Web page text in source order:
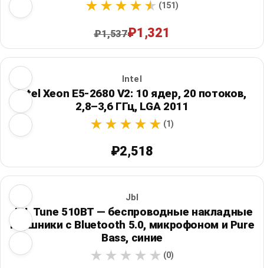
(151)
₽1,537₽1,321
Intel
Intel Xeon E5-2680 V2: 10 ядер, 20 потоков,
2,8–3,6 ГГц, LGA 2011
(1)
₽2,518
Jbl
JBL Tune 510BT — беспроводные накладные
наушники с Bluetooth 5.0, микрофоном и Pure
Bass, синие
(0)